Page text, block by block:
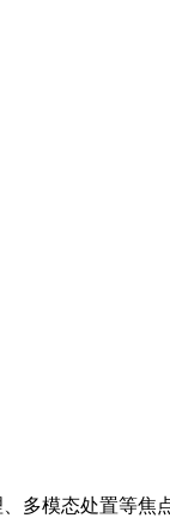
多模态处置等焦